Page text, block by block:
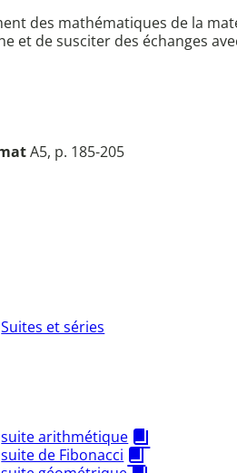
des mathématiques de la
de susciter des échanges
A5, p. 185-205
Suites et séries
suite arithmétique
suite de Fibonacci